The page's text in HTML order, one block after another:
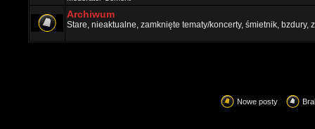
Archiwum
Stare, nieaktualne, zamknięte tematy/koncerty, śmietnik, bzdury,
Nowe posty